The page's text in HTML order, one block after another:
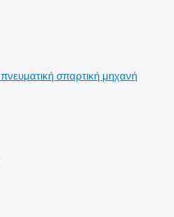
πνευματική σπαρτική μηχανή